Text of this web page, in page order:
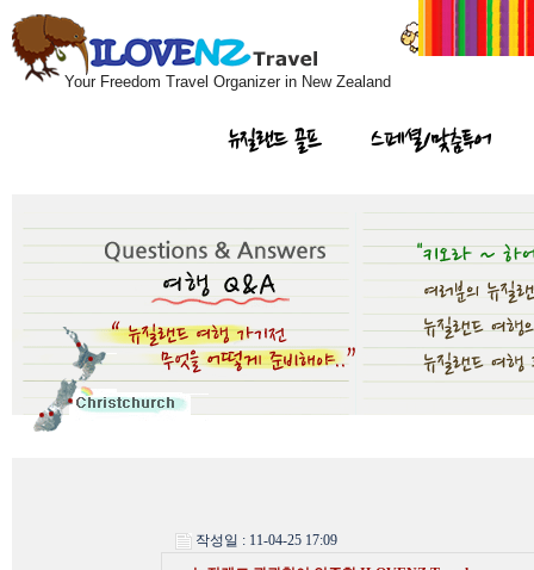
Your Freedom Travel Organizer in New Zealand
뉴질랜드 골프 스페셜/맞춤투어
작성일 : 11-04-25 17:09